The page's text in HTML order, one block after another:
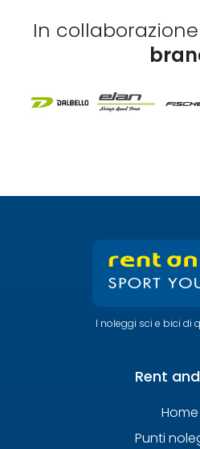
In
I noleggi sci e bici di
Rent
Home
Punti